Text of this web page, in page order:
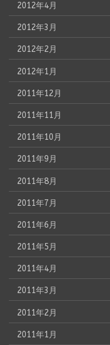
2012年4月
2012年3月
2012年2月
2012年1月
2011年12月
2011年11月
2011年10月
2011年9月
2011年8月
2011年7月
2011年6月
2011年5月
2011年4月
2011年3月
2011年2月
2011年1月